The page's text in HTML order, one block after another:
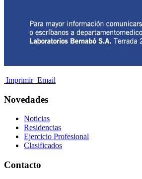
Imprimir Email
Novedades
Noticias
Residencias
Ejercicio Profesional
Clasificados
Contacto